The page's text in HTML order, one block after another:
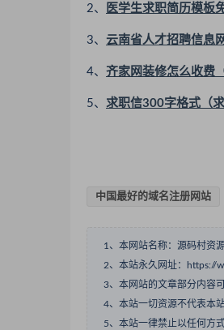
2、 医学生求职简历模板
3、 云南省人才招聘信息
4、 齐家网装修怎么收费
5、 求职信300字格式（
中国最好的域名注册网站
1、本网站名称：源码村资
2、本站永久网址：https://
3、本网站的文章部分内容
4、本站一切资源不代表本
5、本站一律禁止以任何方